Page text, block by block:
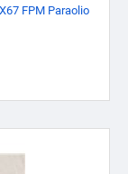
FPM Paraolio